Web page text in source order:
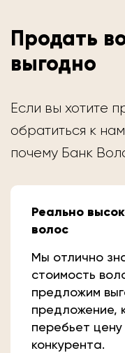
Продать
выгодно
Если вы хотите
обратиться к
почему Банк
Реально
волос
Мы отлично
стоимость
предложим
предложение,
перебьет
конкурента.